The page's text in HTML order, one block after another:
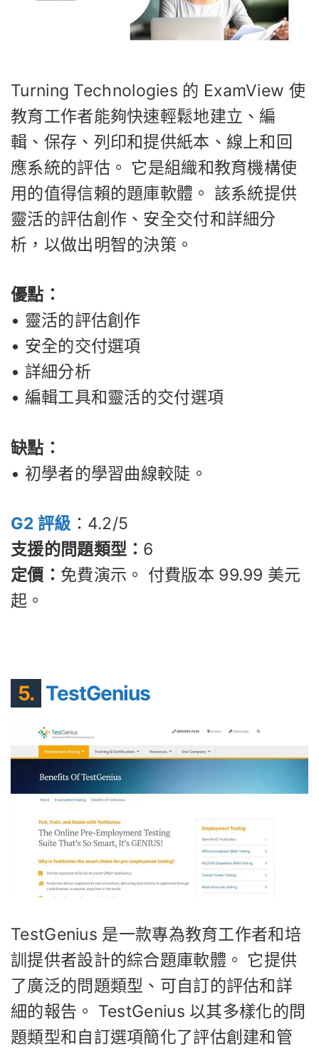
Turning Technologies 的 ExamView 使
教育工作者能夠快速輕鬆地建立、編
輯、保存、列印和提供紙本、線上和回
應系統的評估。 它是組織和教育機構使
用的值得信賴的題庫軟體。 該系統提供
靈活的評估創作、安全交付和詳細分
析，以做出明智的決策。
優點：
• 靈活的評估創作
• 安全的交付選項
• 詳細分析
• 編輯工具和靈活的交付選項
缺點：
• 初學者的學習曲線較陡。
G2 評級 ：4.2/5
支援的問題類型： 6
定價： 免費演示。 付費版本 99.99 美元
起。
5. TestGenius
TestGenius 是一款專為教育工作者和培
訓提供者設計的綜合題庫軟體。 它提供
了廣泛的問題類型、可自訂的評估和詳
細的報告。 TestGenius 以其多樣化的問
題類型和自訂選項簡化了評估創建和管